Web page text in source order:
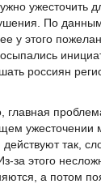
ужесточить
По
у этого
россиян
ужесточении
так,
за этого
а потом